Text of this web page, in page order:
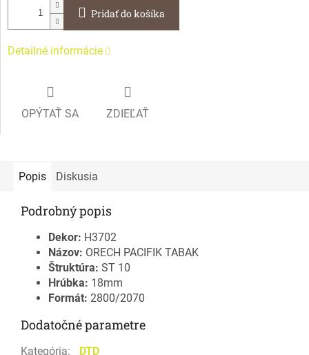
Pridať do košíka
Detailné informácie
OPÝTAŤ SA ZDIEĽAŤ
Popis Diskusia
Podrobný popis
Dekor: H3702
Názov: ORECH PACIFIK TABAK
Štruktúra: ST 10
Hrúbka: 18mm
Formát: 2800/2070
Dodatočné parametre
Kategória:
DTD